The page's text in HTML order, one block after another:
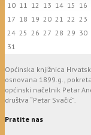
10 11 12 13 14 15 16
17 18 19 20 21 22 23
24 25 26 27 28 29 30
31
Općinska knjižnica
osnovana 1899.g.,
općinski načelnik Petar
društva “Petar Svačić”.
Pratite nas